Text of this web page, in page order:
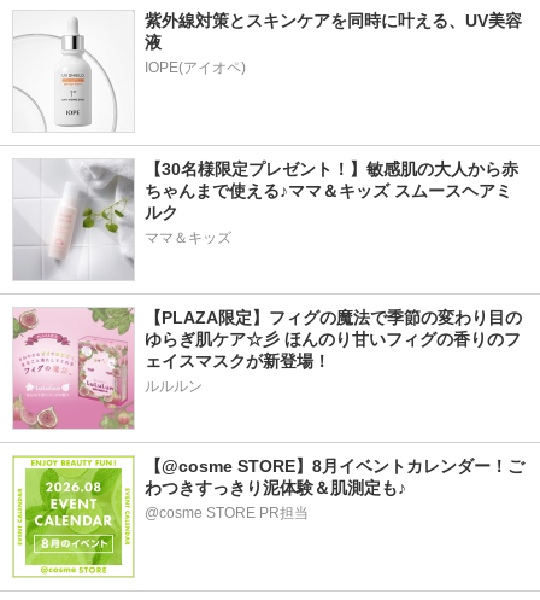
紫外線対策とスキンケアを同時に叶える、UV美容
液
【30名様限定プレゼント！】敏感肌の大人から赤
ちゃんまで使える♪ママ＆キッズ スムースヘアミ
ルク
ママ＆キッズ
【PLAZA限定】フィグの魔法で季節の変わり目の
ゆらぎ肌ケア☆彡 ほんのり甘いフィグの香りのフ
ェイスマスクが新登場！
ルルルン
【@cosme STORE】8月イベントカレンダー！ご
わつきすっきり泥体験＆肌測定も♪
@cosme STORE PR担当